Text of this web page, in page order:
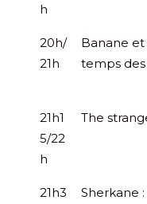
h
20h/
21h
Banane
temps
21h1
5/22
h
The
21h3
Sherkane